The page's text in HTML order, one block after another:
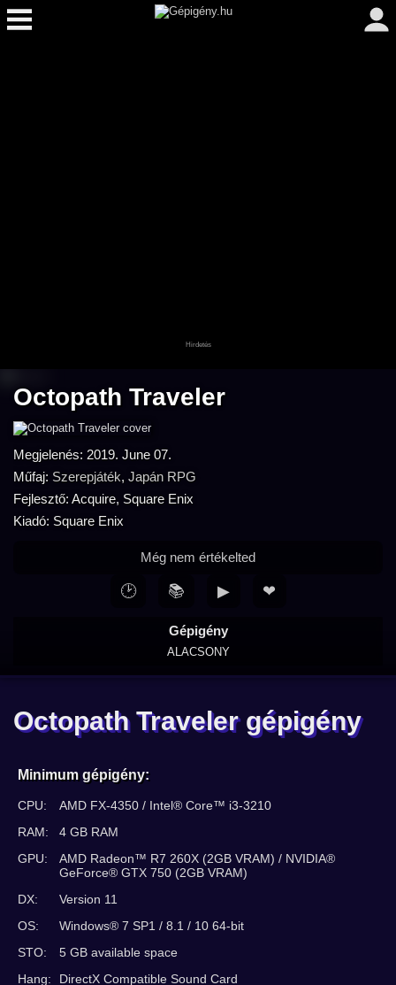
Octopath Traveler
Megjelenés: 2019. June 07.
Műfaj: Szerepjáték, Japán RPG
Fejlesztő: Acquire, Square Enix
Kiadó: Square Enix
Gépigény
ALACSONY
Még nem értékelted
🕑 📚 ▶ ❤
Octopath Traveler gépigény
Minimum gépigény:
CPU:
AMD FX-4350 / Intel® Core™ i3-3210
RAM:
4 GB RAM
GPU:
AMD Radeon™ R7 260X (2GB VRAM) / NVIDIA®
GeForce® GTX 750 (2GB VRAM)
DX:
Version 11
OS:
Windows® 7 SP1 / 8.1 / 10 64-bit
STO:
5 GB available space
Hang:
DirectX Compatible Sound Card